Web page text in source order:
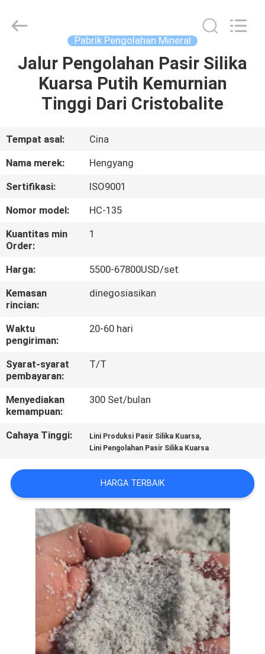
RUMAH
PRODUK
TENTANG
KAMI
TUR
PABRIK
KONTROL
KUALITAS
HUBUNGI
KAMI
BERITA
KASUS
SITEMAP
KEBIJAKAN
PRIVASI
Industrial
Pabrik Pengolahan Mineral
Jalur Pengolahan Pasir Silika
Kuarsa Putih Kemurnian
Tinggi Dari Cristobalite
Tempat asal:
Cina
Nama merek:
Hengyang
Sertifikasi:
ISO9001
Nomor model:
HC-135
Kuantitas min
Order:
1
Harga:
5500-67800USD/set
Kemasan
rincian:
dinegosiasikan
Waktu
pengiriman:
20-60 hari
Syarat-syarat
pembayaran:
T/T
Menyediakan
kemampuan:
300 Set/bulan
Cahaya Tinggi: Lini Produksi Pasir Silika Kuarsa,
Lini Pengolahan Pasir Silika Kuarsa
HARGA TERBAIK